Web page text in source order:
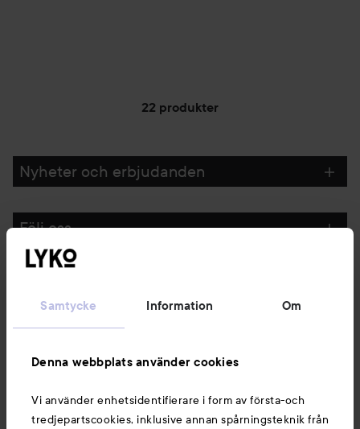
Samtycke Information Om
Denna webbplats använder cookies
Vi använder enhetsidentifierare i form av första-och
tredjepartscookies, inklusive annan spårningsteknik från
22 produkter
Nyheter och erbjudanden
Följ oss
Du kanske också gillar